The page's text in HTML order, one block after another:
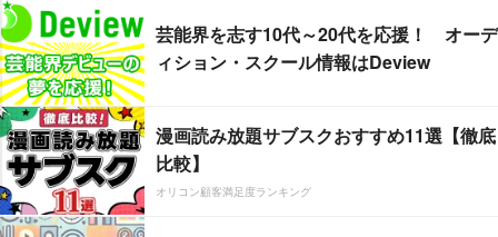
芸能界を志す10代～20代を応援！ オーデ
ィション・スクール情報はDeview
漫画読み放題サブスクおすすめ11選【徹底
比較】
オリコン顧客満足度ランキング